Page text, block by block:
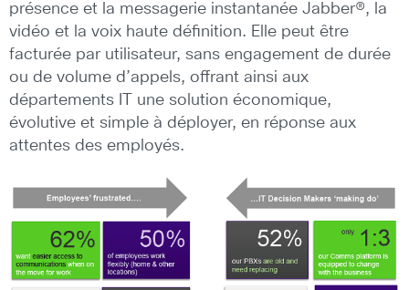
présence et la messagerie instantanée Jabber®, la
vidéo et la voix haute définition. Elle peut être
facturée par utilisateur, sans engagement de durée
ou de volume d’appels, offrant ainsi aux
départements IT une solution économique,
évolutive et simple à déployer, en réponse aux
attentes des employés.